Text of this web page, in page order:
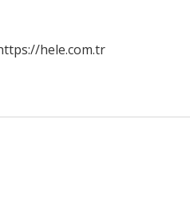
hele.com.tr